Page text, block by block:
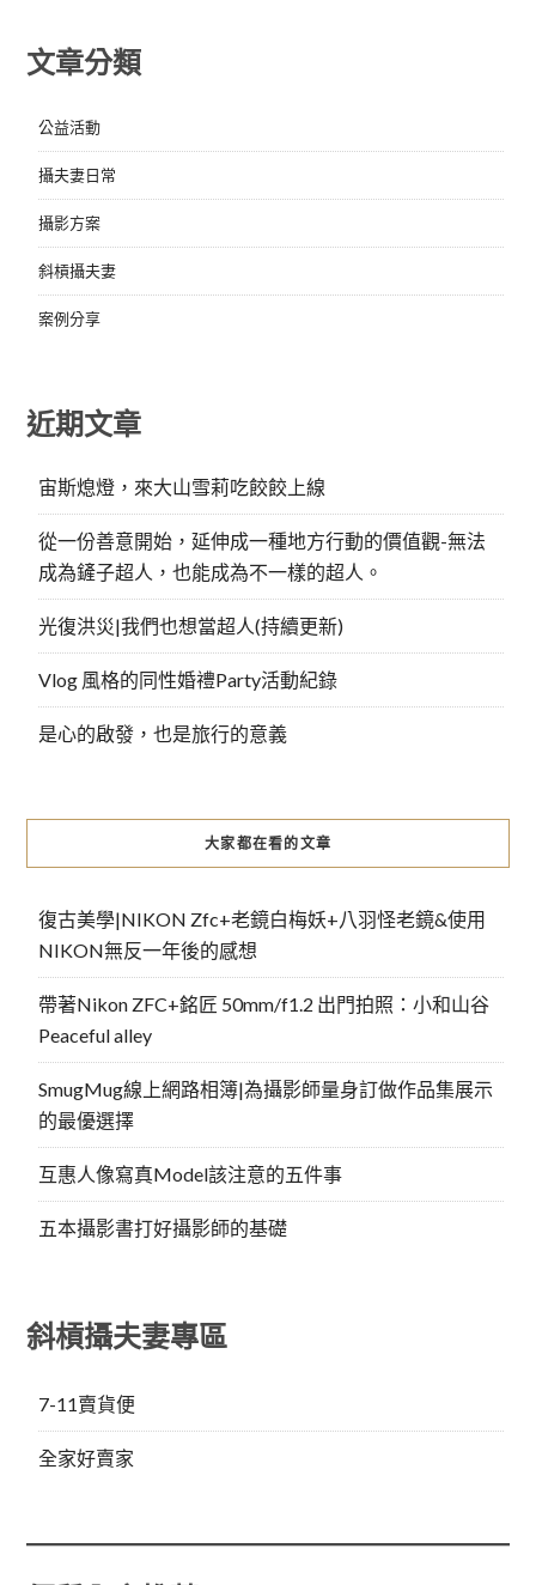
文章分類
公益活動
攝夫妻日常
攝影方案
斜槓攝夫妻
案例分享
近期文章
宙斯熄燈，來大山雪莉吃餃餃上線
從一份善意開始，延伸成一種地方行動的價值觀-無法
成為鏟子超人，也能成為不一樣的超人。
光復洪災|我們也想當超人(持續更新)
Vlog 風格的同性婚禮Party活動紀錄
是心的啟發，也是旅行的意義
大家都在看的文章
復古美學|NIKON Zfc+老鏡白梅妖+八羽怪老鏡&使用
NIKON無反一年後的感想
帶著Nikon ZFC+銘匠 50mm/f1.2 出門拍照：小和山谷
Peaceful alley
SmugMug線上網路相簿|為攝影師量身訂做作品集展示
的最優選擇
互惠人像寫真Model該注意的五件事
五本攝影書打好攝影師的基礎
斜槓攝夫妻專區
7-11賣貨便
全家好賣家